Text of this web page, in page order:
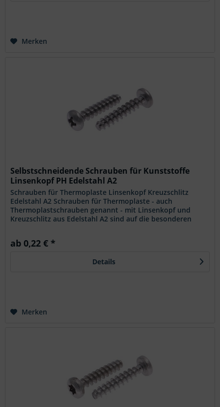
Merken
Selbstschneidende Schrauben für Kunststoffe
Linsenkopf PH Edelstahl A2
Schrauben für Thermoplaste Linsenkopf Kreuzschlitz
Edelstahl A2 Schrauben für Thermoplaste - auch
Thermoplastschrauben genannt - mit Linsenkopf und
Kreuzschlitz aus Edelstahl A2 sind auf die besonderen
ab 0,22 € *
Details
Merken